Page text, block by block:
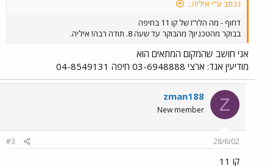
נכתב ע"י איליה.:
דחוף - מה הלו"ז של קו 11 בחיפה
בבוקר מהטכניון? מהבוקר עד שעה 8. תודה רבה! איליה.
אני חושב שהמקום המתאים הוא
מודיעין אגד: ארצי 03-6948888 חיפה 04-8549131
Z
zman188
New member
28/6/02
#3
קו 11